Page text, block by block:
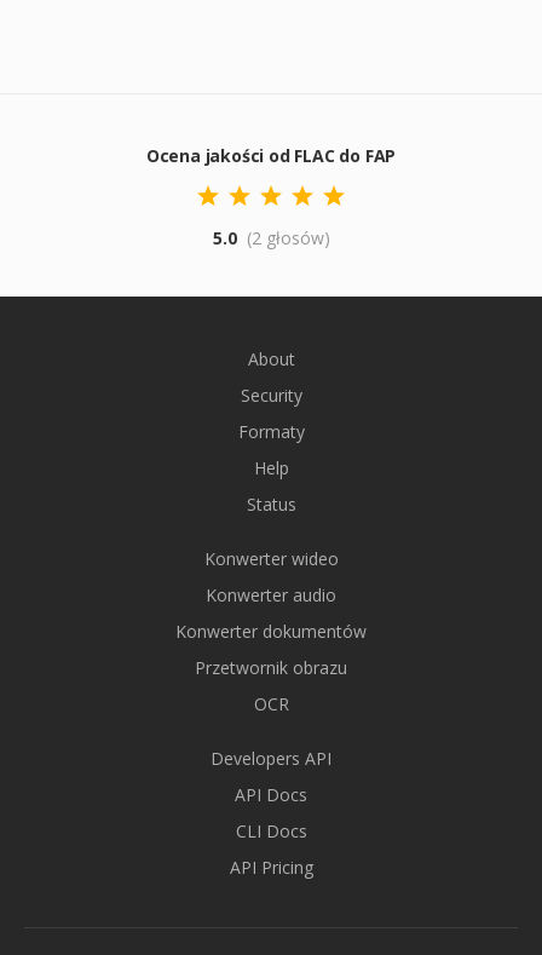
Ocena jakości od FLAC do FAP
5.0 (2 głosów)
About
Security
Formaty
Help
Status
Konwerter wideo
Konwerter audio
Konwerter dokumentów
Przetwornik obrazu
OCR
Developers API
API Docs
CLI Docs
API Pricing